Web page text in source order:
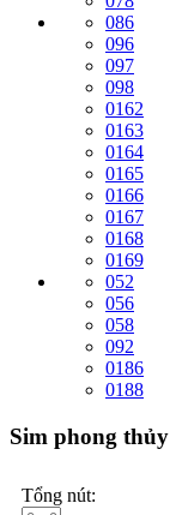
086
096
097
098
0162
0163
0164
0165
0166
0167
0168
0169
052
056
058
092
0186
0188
Sim phong thủy
Tổng nút: